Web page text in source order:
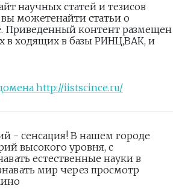
научных статей и тезисов
вы можетенайти статьи о
Приведенный контент размещен
в ходящих в базы РИНЦ,ВАК, и
- сенсация! В нашем городе
высокого уровня, с
естественные науки в
мир через просмотр